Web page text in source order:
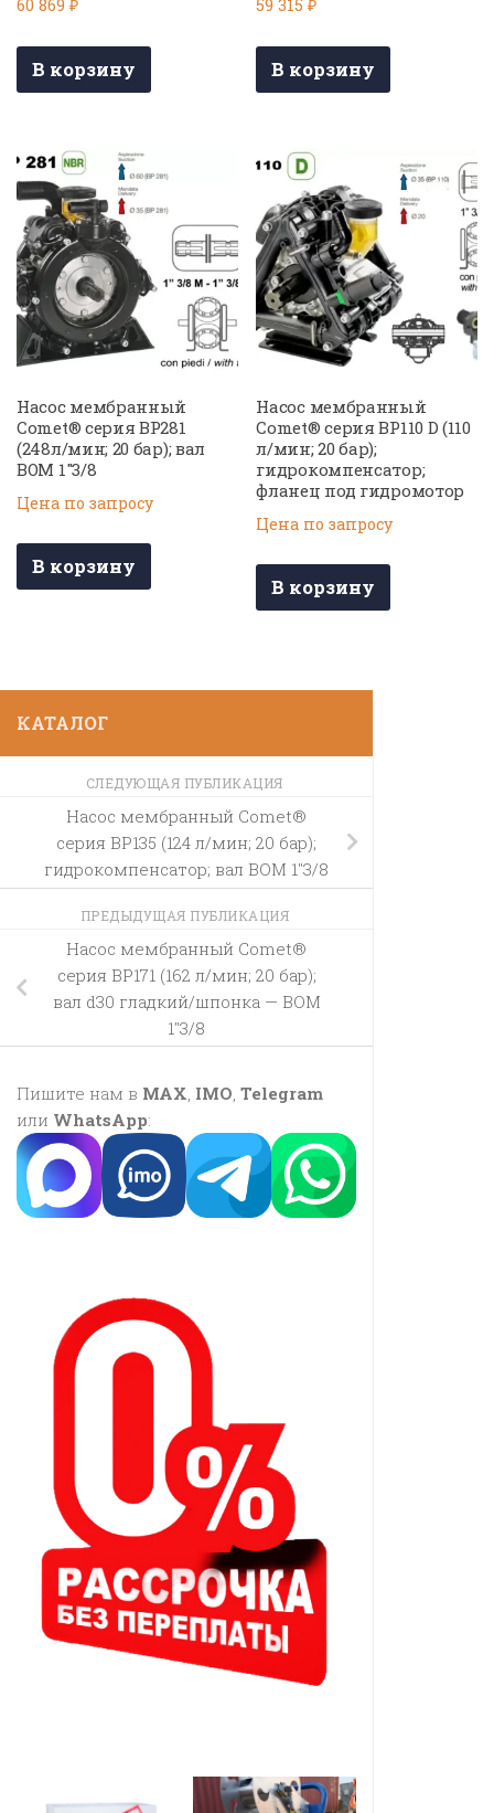
60 869 ₽
В корзину
59 315₽
В корзину
Насос мембранный
Comet® серия BP281
(248л/мин; 20 бар); вал
ВОМ 1″3/8
Цена по запросу
В корзину
Насос мембранный
Comet® серия BP110 D (110
л/мин; 20 бар);
гидрокомпенсатор;
фланец под гидромотор
Цена по запросу
В корзину
КАТАЛОГ
СЛЕДУЮЩАЯ ПУБЛИКАЦИЯ
Насос мембранный Comet®
серия BP135 (124 л/мин; 20 бар);
гидрокомпенсатор; вал ВОМ 1″3/8
ПРЕДЫДУЩАЯ ПУБЛИКАЦИЯ
Насос мембранный Comet®
серия BP171 (162 л/мин; 20 бар);
вал d30 гладкий/шпонка — ВОМ
1″3/8
Пишите нам в MAX, IMO, Telegram
или WhatsApp: